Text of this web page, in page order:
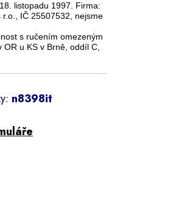
listopadu 1997. Firma:
r.o., IČ 25507532, nejsme
s ručením omezeným
u KS v Brně, oddíl C,
n8398it